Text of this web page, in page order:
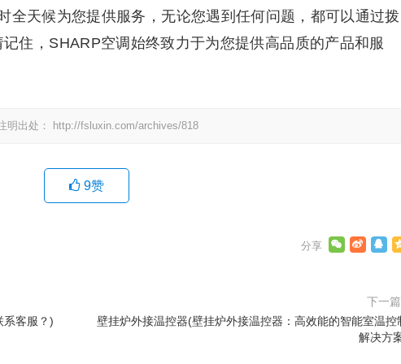
全天候为您提供服务，无论您遇到任何问题，都可以通过拨
住，SHARP空调始终致力于为您提供高品质的产品和服
明出处： http://fsluxin.com/archives/818
9赞
系客服？)
下一篇
壁挂炉外接温控器(壁挂炉外接温控器：高效能的智能室温控
解决方